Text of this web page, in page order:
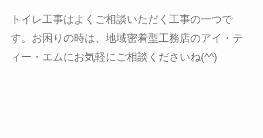
トイレ工事はよくご相談いただく工事の一つで
す。お困りの時は、地域密着型工務店のアイ・テ
ィー・エムにお気軽にご相談くださいね(^^)